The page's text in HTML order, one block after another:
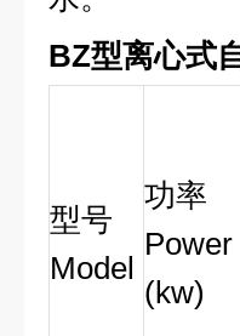
BZ型离心式
型号
Model
功率
Power
(kw)